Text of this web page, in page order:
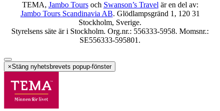
TEMA, Jambo Toursoch Swanson’s Travelär en del av:
Jambo Tours Scandinavia AB. Glödlampsgränd 1, 120 31
Stockholm, Sverige.
Styrelsens säte är i Stockholm. Org.nr.: 556333-5958. Momsnr.:
SE556333-595801.
×Stäng nyhetsbrevets popup-fönster